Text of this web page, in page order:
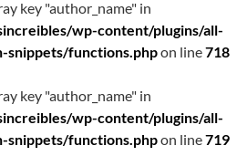
key "author_name" in
wp-content/plugins/all-
snippets/functions.phpon line718
key "author_name" in
wp-content/plugins/all-
snippets/functions.phpon line719